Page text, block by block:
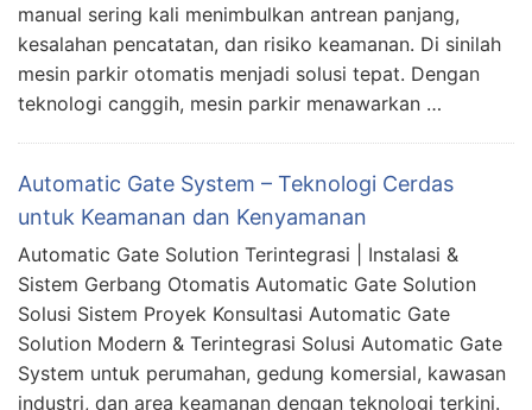
manual sering kali menimbulkan antrean panjang,
kesalahan pencatatan, dan risiko keamanan. Di sinilah
mesin parkir otomatis menjadi solusi tepat. Dengan
teknologi canggih, mesin parkir menawarkan …
Automatic Gate System – Teknologi Cerdas
untuk Keamanan dan Kenyamanan
Automatic Gate Solution Terintegrasi | Instalasi &
Sistem Gerbang Otomatis Automatic Gate Solution
Solusi Sistem Proyek Konsultasi Automatic Gate
Solution Modern & Terintegrasi Solusi Automatic Gate
System untuk perumahan, gedung komersial, kawasan
industri, dan area keamanan dengan teknologi terkini.